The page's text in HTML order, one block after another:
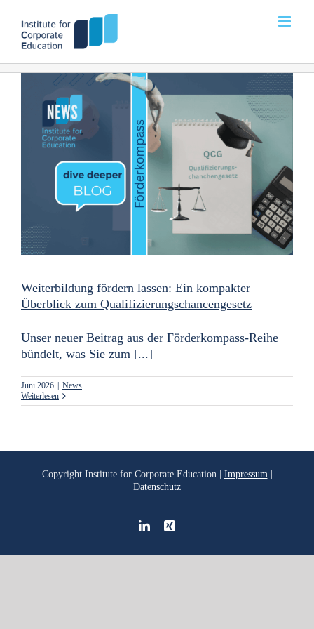
Inhalt
springen
Weiterbildung fördern lassen: Ein kompakter
Überblick zum Qualifizierungschancengesetz
Unser neuer Beitrag aus der Förderkompass-Reihe
bündelt, was Sie zum [...]
Juni 2026 | News
Weiterlesen
Copyright Institute for Corporate Education | Impressum |
Datenschutz
LinkedInXing